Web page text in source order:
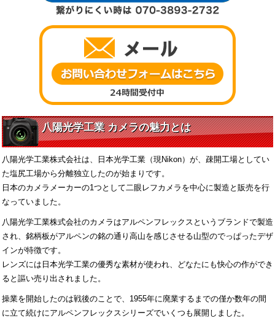
八陽光学工業 カメラの魅力とは
八陽光学工業株式会社は、日本光学工業（現Nikon）が、疎開工場としてい
た塩尻工場から分離独立したのが始まりです。
日本のカメラメーカーの1つとして二眼レフカメラを中心に製造と販売を行
なっていました。
八陽光学工業株式会社のカメラはアルペンフレックスというブランドで製造
され、銘柄板がアルペンの銘の通り高山を感じさせる山型のでっぱったデザ
インが特徴です。
レンズには日本光学工業の優秀な素材が使われ、どなたにも快心の作ができ
ると謳い売り出されました。
操業を開始したのは戦後のことで、1955年に廃業するまでの僅か数年の間
に立て続けにアルペンフレックスシリーズでいくつも展開しました。